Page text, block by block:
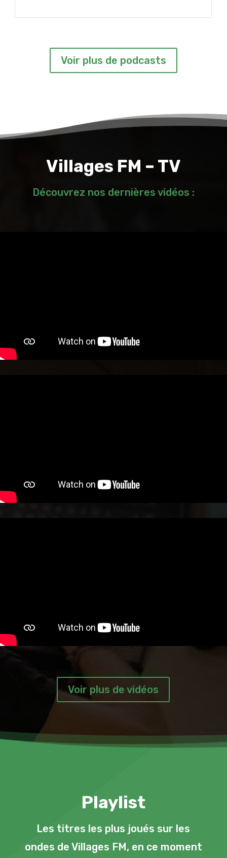
Voir plus de podcasts
Villages FM – TV
Découvrez nos dernières vidéos :
Voir plus de vidéos
Playlist
Les titres les plus joués sur les
ondes de Villages FM, en ce moment